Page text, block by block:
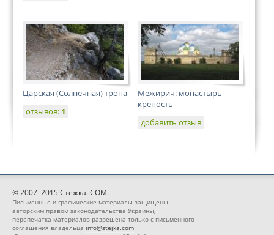
Царская (Солнечная) тропа
отзывов: 1
Межирич: монастырь-
крепость
добавить отзыв
© 2007–2015 Стежка. COM.
Письменные и графические материалы защищены
авторским правом законодательства Украины,
перепечатка материалов разрешена только с письменного
соглашения владельца info@stejka.com